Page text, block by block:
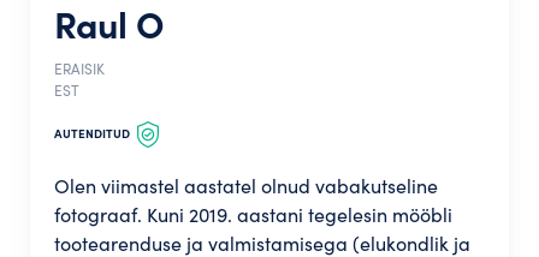
Raul O
ERAISIK
EST
AUTENDITUD
Olen viimastel aastatel olnud vabakutseline
fotograaf. Kuni 2019. aastani tegelesin mööbli
tootearenduse ja valmistamisega (elukondlik ja